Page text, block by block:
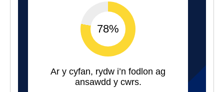
staff yn ymchwilio i bwnc o'ch dewis.
Gallech ganolbwyntio ar rywogaeth
benodol sydd o ddiddordeb i chi, fel jiráff
neu aligator, y mae myfyrwyr blaenorol
wedi’u dewis. Mae eraill wedi archwilio
esblygiad nadroedd gwenwynig neu
lyffantod gwenwynig, tra bod eraill wedi